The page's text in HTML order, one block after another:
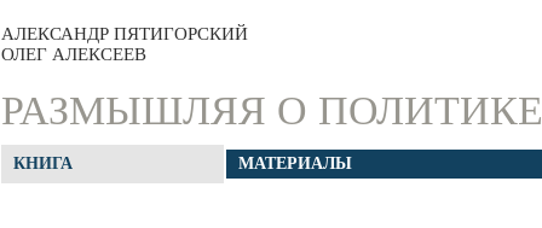
АЛЕКСАНДР ПЯТИГОРСКИЙ
ОЛЕГ АЛЕКСЕЕВ
РАЗМЫШЛЯЯ О ПОЛИТИКЕ
КНИГА МАТЕРИАЛЫ